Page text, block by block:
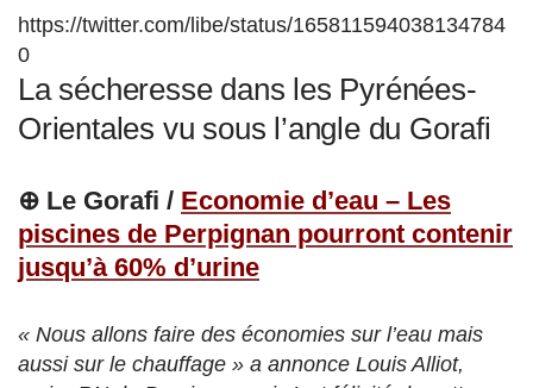
https://twitter.com/libe/status/165811594038134784
0
La sécheresse dans les Pyrénées-
Orientales vu sous l’angle du Gorafi
⊕ Le Gorafi / Economie d’eau – Les
piscines de Perpignan pourront contenir
jusqu’à 60% d’urine
« Nous allons faire des économies sur l’eau mais
aussi sur le chauffage » a annonce Louis Alliot,